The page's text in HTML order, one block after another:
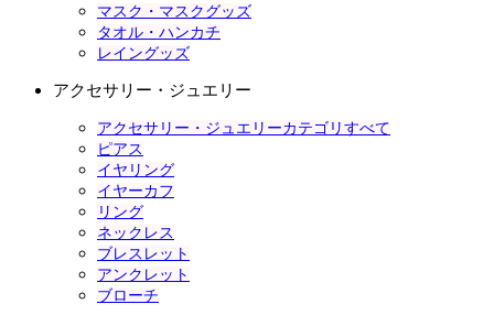
マスク・マスクグッズ
タオル・ハンカチ
レイングッズ
アクセサリー・ジュエリー
アクセサリー・ジュエリーカテゴリすべて
ピアス
イヤリング
イヤーカフ
リング
ネックレス
ブレスレット
アンクレット
ブローチ